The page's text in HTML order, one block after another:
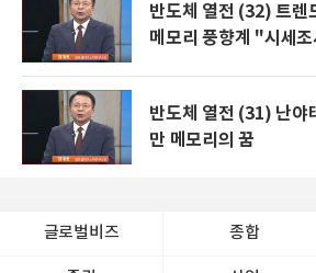
반도체 열전 (32) 트
메모리 풍향계 "시세
반도체 열전 (31) 난
만 메모리의 꿈
글로벌비즈 종합